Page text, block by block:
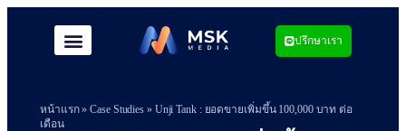
ปรึกษาเรา
หน้าแรก»Case Studies » Unji Tank : ยอดขายเพิ่มขึ้น 100,000 บาท ต่อ
เดือน